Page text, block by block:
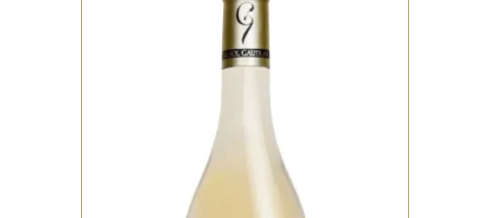
BIO ROSÉ
Ce rosé à la robe rose pâle